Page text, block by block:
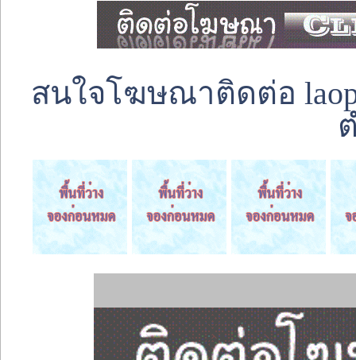
สนใจโฆษณาติดต่อ